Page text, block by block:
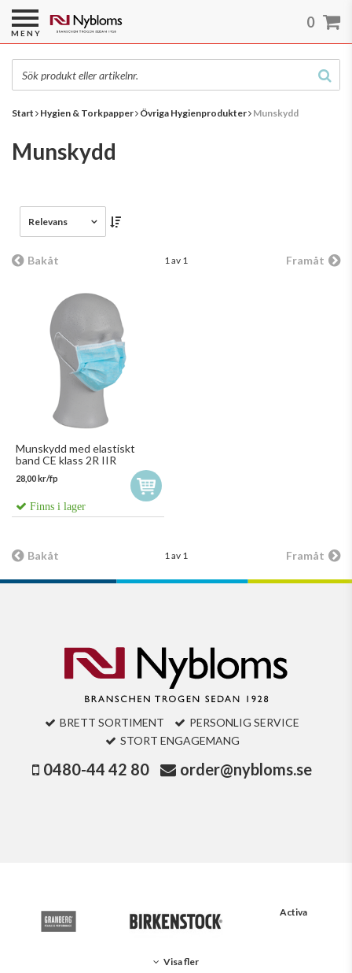
Start Hygien & Torkpapper Övriga Hygienprodukter Munskydd
Munskydd
Relevans
Bakåt 1 av 1 Framåt
Munskydd med elastiskt
band CE klass 2R IIR
28,00 kr/fp
Finns i lager
Bakåt 1 av 1 Framåt
BRETT SORTIMENT
PERSONLIG SERVICE
STORT ENGAGEMANG
0480-44 42 80 order@nybloms.se
Activa
Visa fler
MENY
0